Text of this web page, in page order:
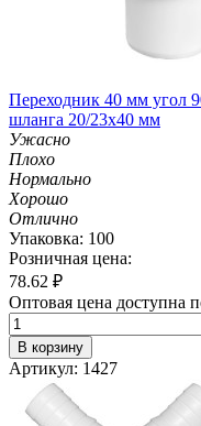
Переходник 40 мм угол
шланга 20/23х40 мм
Ужасно
Плохо
Нормально
Хорошо
Отлично
Упаковка: 100
Розничная цена:
78.62 ₽
Оптовая цена доступна
В корзину
Артикул: 1427